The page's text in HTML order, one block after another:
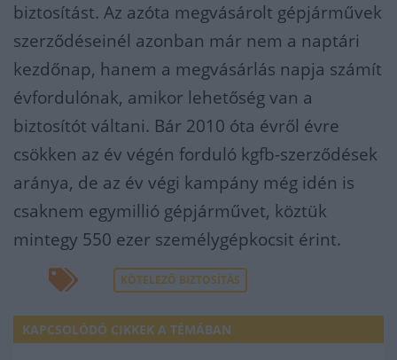
biztosítást. Az azóta megvásárolt gépjárművek
szerződéseinél azonban már nem a naptári
kezdőnap, hanem a megvásárlás napja számít
évfordulónak, amikor lehetőség van a
biztosítót váltani. Bár 2010 óta évről évre
csökken az év végén forduló kgfb-szerződések
aránya, de az év végi kampány még idén is
csaknem egymillió gépjárművet, köztük
mintegy 550 ezer személygépkocsit érint.
KÖTELEZŐ BIZTOSÍTÁS
KAPCSOLÓDÓ CIKKEK A TÉMÁBAN